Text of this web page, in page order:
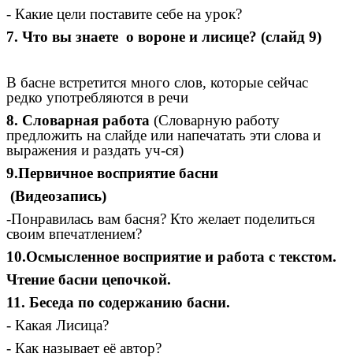
- Какие цели поставите себе на урок?
7. Что вы знаете о вороне и лисице? (слайд 9)
В басне встретится много слов, которые сейчас
редко употребляются в речи
8. Словарная работа (Словарную работу
предложить на слайде или напечатать эти слова и
выражения и раздать уч-ся)
9.Первичное восприятие басни
(Видеозапись)
-Понравилась вам басня? Кто желает поделиться
своим впечатлением?
10.Осмысленное восприятие и работа с текстом.
Чтение басни цепочкой.
11. Беседа по содержанию басни.
- Какая Лисица?
- Как называет её автор?